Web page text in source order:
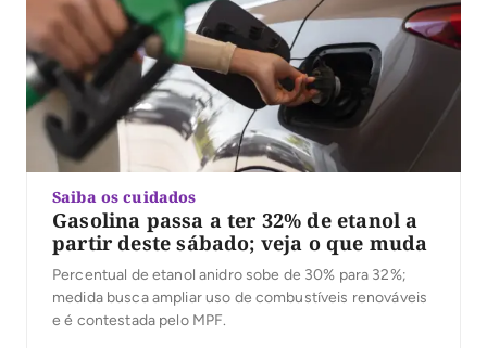
Saiba os cuidados
Gasolina passa a ter 32% de etanol a
partir deste sábado; veja o que muda
Percentual de etanol anidro sobe de 30% para 32%;
medida busca ampliar uso de combustíveis renováveis
e é contestada pelo MPF.